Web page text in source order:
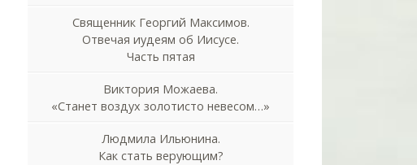
Священник Георгий Максимов.
Отвечая иудеям об Иисусе.
Часть пятая
Виктория Можаева.
«Станет воздух золотисто невесом…»
Людмила Ильюнина.
Как стать верующим?